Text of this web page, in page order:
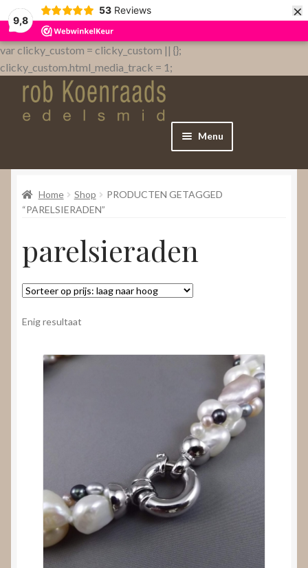
9,8
53 Reviews ×
var clicky_custom = clicky_custom || {};
clicky_custom.html_media_track = 1;
Menu
Home
WebShop
Nieuws
Video’s
uitvouwen
Home Shop
PRODUCTEN GETAGGED
“PARELSIERADEN”
parelsieraden
Enig resultaat